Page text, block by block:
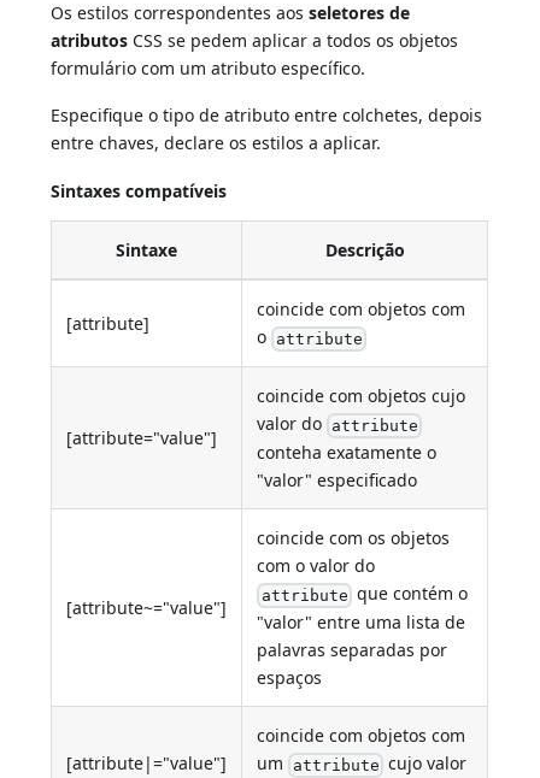
Os estilos correspondentes aosseletores de
atributos CSS se pedem aplicar a todos os objetos
formulário com um atributo específico.
Especifique o tipo de atributo entre colchetes, depois
entre chaves, declare os estilos a aplicar.
Sintaxes compatíveis
Sintaxe Descrição
[attribute]
coincide com objetos com
o attribute
[attribute="value"]
coincide com objetos cujo
valor do attribute
conteha exatamente o
"valor" especificado
[attribute~="value"]
coincide com os objetos
com o valor do
attribute que contém o
"valor" entre uma lista de
palavras separadas por
espaços
[attribute|="value"]
coincide com objetos com
um attribute cujo valor